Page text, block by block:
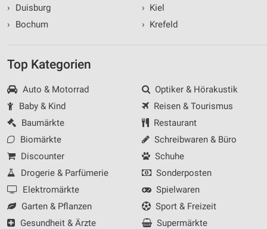
›
Duisburg
›
Bochum
› Kiel
› Krefeld
Top Kategorien
Auto & Motorrad
Baby & Kind
Baumärkte
Biomärkte
Discounter
Drogerie & Parfümerie
Elektromärkte
Garten & Pflanzen
Gesundheit & Ärzte
Optiker & Hörakustik
Reisen & Tourismus
Restaurant
Schreibwaren & Büro
Schuhe
Sonderposten
Spielwaren
Sport & Freizeit
Supermärkte